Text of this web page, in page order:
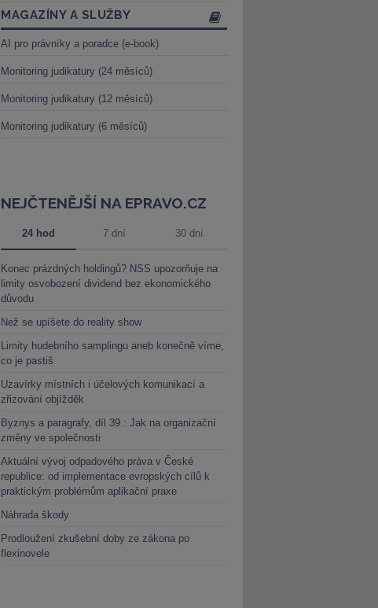
MAGAZÍNY A SLUŽBY
AI pro právníky a poradce (e-book)
Monitoring judikatury (24 měsíců)
Monitoring judikatury (12 měsíců)
Monitoring judikatury (6 měsíců)
NEJČTENĚJŠÍ NA EPRAVO.CZ
24 hod 7 dní 30 dní
Konec prázdných holdingů? NSS upozorňuje na
limity osvobození dividend bez ekonomického
důvodu
Než se upíšete do reality show
Limity hudebního samplingu aneb konečně víme,
co je pastiš
Uzavírky místních i účelových komunikací a
zřizování objížděk
Byznys a paragrafy, díl 39.: Jak na organizační
změny ve společnosti
Aktuální vývoj odpadového práva v České
republice: od implementace evropských cílů k
praktickým problémům aplikační praxe
Náhrada škody
Prodloužení zkušební doby ze zákona po
flexinovele